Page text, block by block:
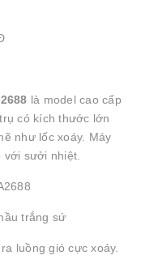
là model cao cấp
có kích thước lớn
như lốc xoáy. Máy
với sưởi nhiệt.
trắng sứ
luồng gió cực xoáy.